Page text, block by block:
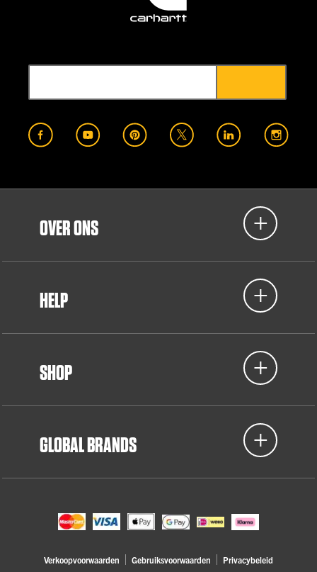
OVER ONS
HELP
SHOP
GLOBAL BRANDS
Verkoopvoorwaarden Gebruiksvoorwaarden Privacybeleid